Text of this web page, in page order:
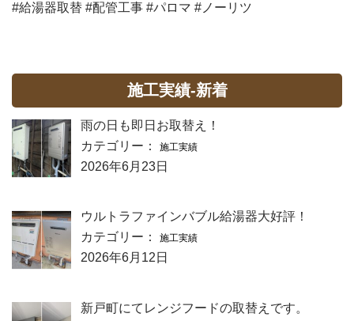
#給湯器取替 #配管工事 #パロマ #ノーリツ
施工実績-新着
雨の日も即日お取替え！
カテゴリー：
施工実績
2026年6月23日
ウルトラファインバブル給湯器大好評！
カテゴリー：
施工実績
2026年6月12日
新戸町にてレンジフードの取替えです。